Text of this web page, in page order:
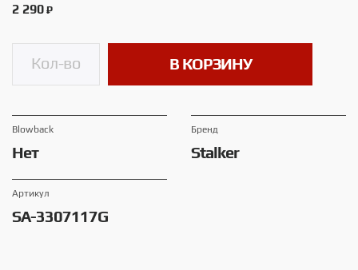
2 290 ₽
В КОРЗИНУ
Blowback
Нет
Брeнд
Stalker
Артикул
SA-3307117G